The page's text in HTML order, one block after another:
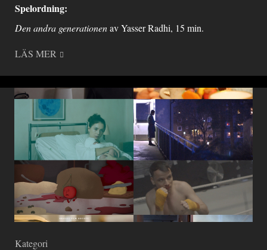
Spelordning:
Den andra generationenav Yasser Radhi, 15 min.
LÄS MER
Kategori